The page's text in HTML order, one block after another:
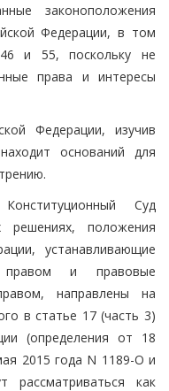
законоположения
Федерации, в том
и 55, поскольку не
права и интересы
Федерации, изучив
оснований для
Суд
решениях, положения
устанавливающие
правом и правовые
направлены на
в статье 17 (часть 3)
(определения от 18
2015 года N 1189-О и
как